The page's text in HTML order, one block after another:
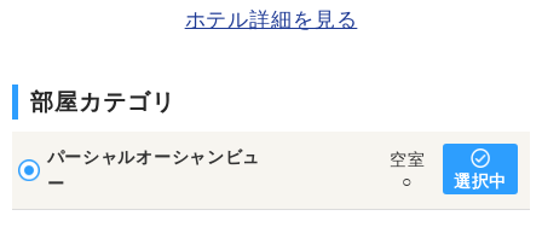
ホテル詳細を見る
部屋カテゴリ
パーシャルオーシャンビュ
ー
空室
○
選択中